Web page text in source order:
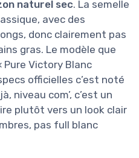
naturel sec. La semelle
avec des
donc clairement pas
gras. Le modèle que
Victory Blanc
officielles c’est noté
niveau com’, c’est un
plutôt vers un look clair
pas full blanc